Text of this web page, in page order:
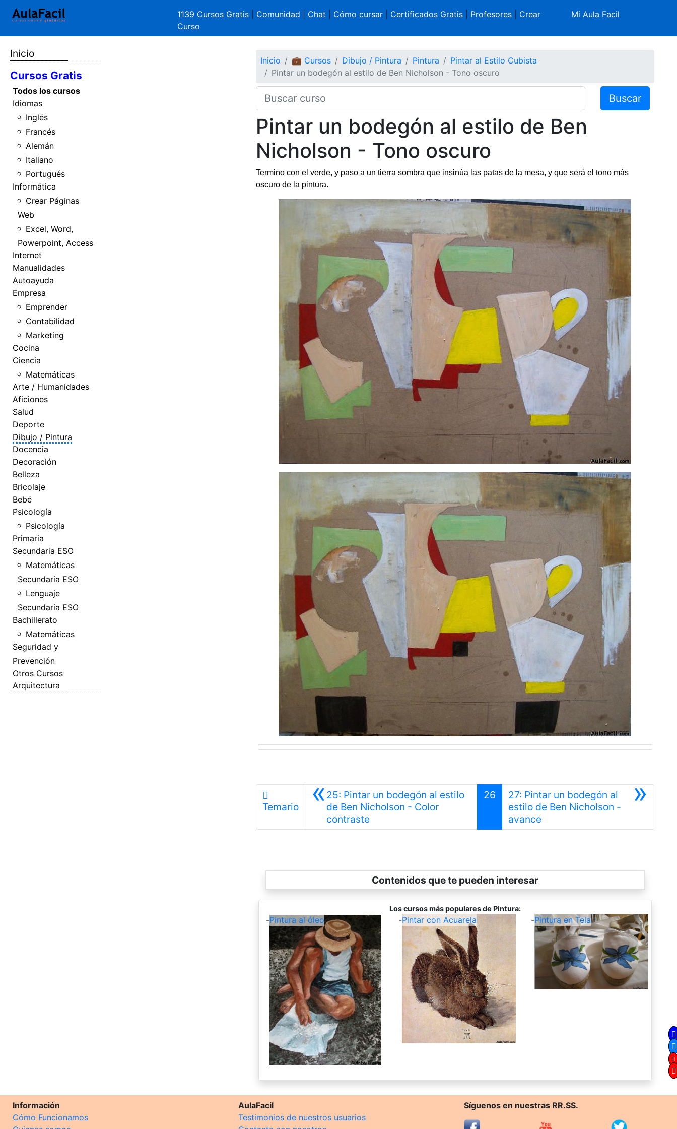
1139 Cursos Gratis Comunidad Chat Cómo cursar| Certificados Gratis| Profesores| Crear
Curso
Mi Aula Facil
Inicio
Cursos Gratis
Todos los cursos
Idiomas
Inglés
Francés
Alemán
Italiano
Portugués
Informática
Crear Páginas
Web
Excel, Word,
Powerpoint, Access
Internet
Manualidades
Autoayuda
Empresa
Emprender
Contabilidad
Marketing
Cocina
Ciencia
Matemáticas
Arte / Humanidades
Aficiones
Salud
Deporte
Dibujo / Pintura
Docencia
Decoración
Belleza
Bricolaje
Bebé
Psicología
Psicología
Primaria
Secundaria ESO
Matemáticas
Secundaria ESO
Lenguaje
Secundaria ESO
Bachillerato
Matemáticas
Seguridad y
Prevención
Otros Cursos
Arquitectura
Inicio 💼 Cursos Dibujo / Pintura Pintura
Pintar al Estilo Cubista
Pintar un bodegón al estilo de Ben Nicholson - Tono oscuro
Buscar
Pintar un bodegón al estilo de Ben
Nicholson - Tono oscuro
Termino con el verde, y paso a un tierra sombra que insinúa las patas de la mesa, y que será el tono más
oscuro de la pintura.
Temario «25: Pintar un bodegón al estilo
de Ben Nicholson - Color
contrasteAnterior
26 »
27: Pintar un bodegón al
estilo de Ben Nicholson -
avanceSiguiente
Contenidos que te pueden interesar
Los cursos más populares de Pintura:
-Pintura al óleo -Pintar con Acuarela -Pintura en Tela
Información
Cómo Funcionamos
AulaFacil
Testimonios de nuestros usuarios
Síguenos en nuestras RR.SS.